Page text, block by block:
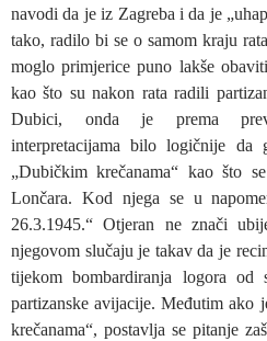
navodi da je iz Zagreba i da je
tako, radilo bi se o samom kraju
moglo primjerice puno lakše
kao što su nakon rata radili
Dubici, onda je prema
interpretacijama bilo logičnije
„Dubičkim krečanama“ kao što
Lončara. Kod njega se u
26.3.1945.“ Otjeran ne znači
njegovom slučaju je takav da je
tijekom bombardiranja logora od
partizanske avijacije. Međutim ako
krečanama“, postavlja se pitanje